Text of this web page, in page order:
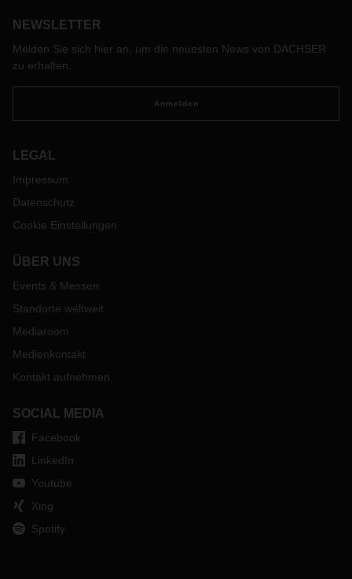
NEWSLETTER
Melden Sie sich hier an, um die neuesten News von DACHSER
zu erhalten.
Anmelden
LEGAL
Impressum
Datenschutz
Cookie Einstellungen
ÜBER UNS
Events & Messen
Standorte weltweit
Mediaroom
Medienkontakt
Kontakt aufnehmen
SOCIAL MEDIA
Facebook
LinkedIn
Youtube
Xing
Spotify